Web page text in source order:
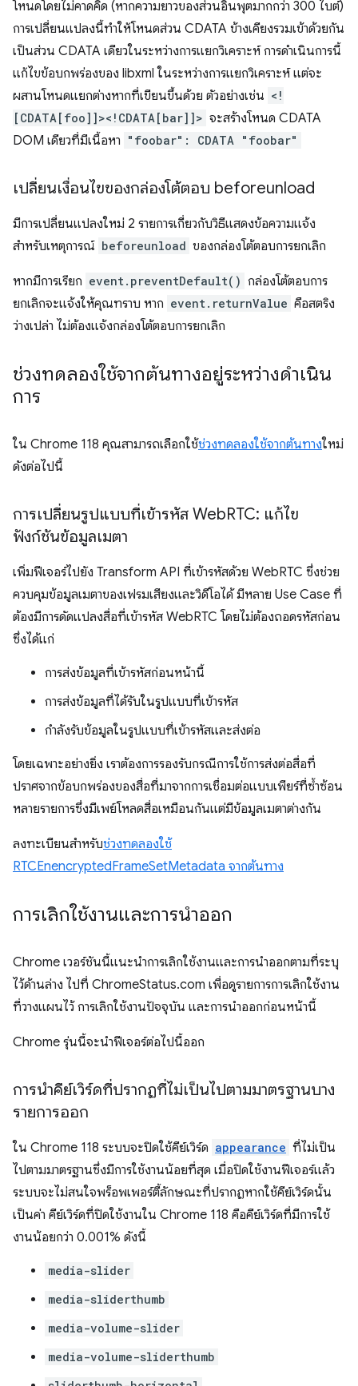
โหนดโดยไม่คาดคิด (หากความยาวของส่วนอินพุตมากกว่า 300 ไบต์)
การเปลี่ยนแปลงนี้ทำให้โหนดส่วน CDATA ข้างเคียงรวมเข้าด้วยกัน
เป็นส่วน CDATA เดียวในระหว่างการแยกวิเคราะห์ การดำเนินการนี้
แก้ไขข้อบกพร่องของ libxml ในระหว่างการแยกวิเคราะห์ แต่จะ
ผสานโหนดแยกต่างหากที่เขียนขึ้นด้วย ตัวอย่างเช่น <!
[CDATA[foo]]><!CDATA[bar]]> จะสร้างโหนด CDATA
DOM เดียวที่มีเนื้อหา "foobar": CDATA "foobar"
เปลี่ยนเงื่อนไขของกล่องโต้ตอบ beforeunload
มีการเปลี่ยนแปลงใหม่ 2 รายการเกี่ยวกับวิธีแสดงข้อความแจ้ง
สำหรับเหตุการณ์ beforeunload ของกล่องโต้ตอบการยกเลิก
หากมีการเรียก event.preventDefault() กล่องโต้ตอบการ
ยกเลิกจะแจ้งให้คุณทราบ หาก event.returnValue คือสตริง
ว่างเปล่า ไม่ต้องแจ้งกล่องโต้ตอบการยกเลิก
ช่วงทดลองใช้จากต้นทางอยู่ระหว่างดำเนิน
การ
ใน Chrome 118 คุณสามารถเลือกใช้ช่วงทดลองใช้จากต้นทางใหม่
ดังต่อไปนี้
การเปลี่ยนรูปแบบที่เข้ารหัส WebRTC: แก้ไข
ฟังก์ชันข้อมูลเมตา
เพิ่มฟีเจอร์ไปยัง Transform API ที่เข้ารหัสด้วย WebRTC ซึ่งช่วย
ควบคุมข้อมูลเมตาของเฟรมเสียงและวิดีโอได้ มีหลาย Use Case ที่
ต้องมีการดัดแปลงสื่อที่เข้ารหัส WebRTC โดยไม่ต้องถอดรหัสก่อน
ซึ่งได้แก่
การส่งข้อมูลที่เข้ารหัสก่อนหน้านี้
การส่งข้อมูลที่ได้รับในรูปแบบที่เข้ารหัส
กำลังรับข้อมูลในรูปแบบที่เข้ารหัสและส่งต่อ
โดยเฉพาะอย่างยิ่ง เราต้องการรองรับกรณีการใช้การส่งต่อสื่อที่
ปราศจากข้อบกพร่องของสื่อที่มาจากการเชื่อมต่อแบบเพียร์ที่ซ้ำซ้อน
หลายรายการซึ่งมีเพย์โหลดสื่อเหมือนกันแต่มีข้อมูลเมตาต่างกัน
ลงทะเบียนสำหรับช่วงทดลองใช้
RTCEnencryptedFrameSetMetadata จากต้นทาง
การเลิกใช้งานและการนำออก
Chrome เวอร์ชันนี้แนะนำการเลิกใช้งานและการนำออกตามที่ระบุ
ไว้ด้านล่าง ไปที่ ChromeStatus.com เพื่อดูรายการการเลิกใช้งาน
ที่วางแผนไว้ การเลิกใช้งานปัจจุบัน และการนำออกก่อนหน้านี้
Chrome รุ่นนี้จะนำฟีเจอร์ต่อไปนี้ออก
การนำคีย์เวิร์ดที่ปรากฏที่ไม่เป็นไปตามมาตรฐานบาง
รายการออก
ใน Chrome 118 ระบบจะปิดใช้คีย์เวิร์ด appearance ที่ไม่เป็น
ไปตามมาตรฐานซึ่งมีการใช้งานน้อยที่สุด เมื่อปิดใช้งานฟีเจอร์แล้ว
ระบบจะไม่สนใจพร็อพเพอร์ตี้ลักษณะที่ปรากฏหากใช้คีย์เวิร์ดนั้น
เป็นค่า คีย์เวิร์ดที่ปิดใช้งานใน Chrome 118 คือคีย์เวิร์ดที่มีการใช้
งานน้อยกว่า 0.001% ดังนี้
media-slider
media-sliderthumb
media-volume-slider
media-volume-sliderthumb